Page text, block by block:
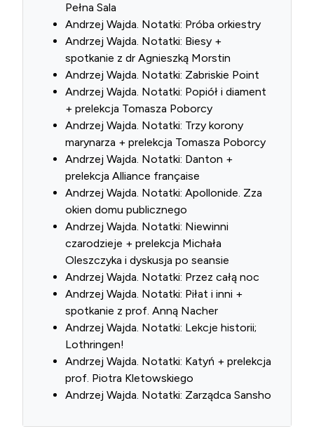
Pełna Sala
Andrzej Wajda. Notatki: Próba orkiestry
Andrzej Wajda. Notatki: Biesy +
spotkanie z dr Agnieszką Morstin
Andrzej Wajda. Notatki: Zabriskie Point
Andrzej Wajda. Notatki: Popiół i diament
+ prelekcja Tomasza Poborcy
Andrzej Wajda. Notatki: Trzy korony
marynarza + prelekcja Tomasza Poborcy
Andrzej Wajda. Notatki: Danton +
prelekcja Alliance française
Andrzej Wajda. Notatki: Apollonide. Zza
okien domu publicznego
Andrzej Wajda. Notatki: Niewinni
czarodzieje + prelekcja Michała
Oleszczyka i dyskusja po seansie
Andrzej Wajda. Notatki: Przez całą noc
Andrzej Wajda. Notatki: Piłat i inni +
spotkanie z prof. Anną Nacher
Andrzej Wajda. Notatki: Lekcje historii;
Lothringen!
Andrzej Wajda. Notatki: Katyń + prelekcja
prof. Piotra Kletowskiego
Andrzej Wajda. Notatki: Zarządca Sansho